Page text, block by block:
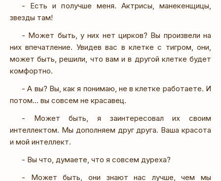
- Есть и получше меня. Актрисы, манекенщицы,
звезды там!
- Может быть, у них нет цирков? Вы произвели на
них впечатление. Увидев вас в клетке с тигром, они,
может быть, решили, что вам и в другой клетке будет
комфортно.
- А вы? Вы, как я понимаю, не в клетке работаете. И
потом... вы совсем не красавец.
- Может быть, я заинтересовал их своим
интеллектом. Мы дополняем друг друга. Ваша красота
и мой интеллект.
- Вы что, думаете, что я совсем дуреха?
- Может быть, они знают нас лучше, чем мы